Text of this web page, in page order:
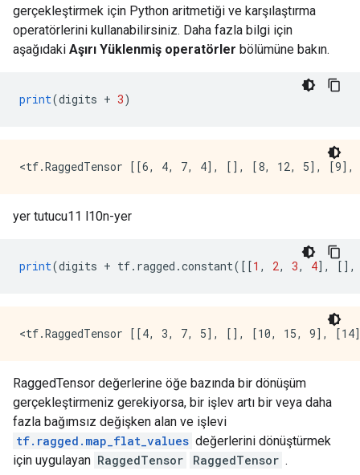
gerçekleştirmek için Python aritmetiği ve karşılaştırma
operatörlerini kullanabilirsiniz. Daha fazla bilgi için
aşağıdaki Aşırı Yüklenmiş operatörler bölümüne bakın.
print(digits + 3)
yer tutucu11 l10n-yer
print(digits + tf. ragged .constant([[1 , 2, 3, 4], [],
RaggedTensor değerlerine öğe bazında bir dönüşüm
gerçekleştirmeniz gerekiyorsa, bir işlev artı bir veya daha
fazla bağımsız değişken alan ve işlevi
tf.ragged.map_flat_values değerlerini dönüştürmek
için uygulayan RaggedTensor RaggedTensor .